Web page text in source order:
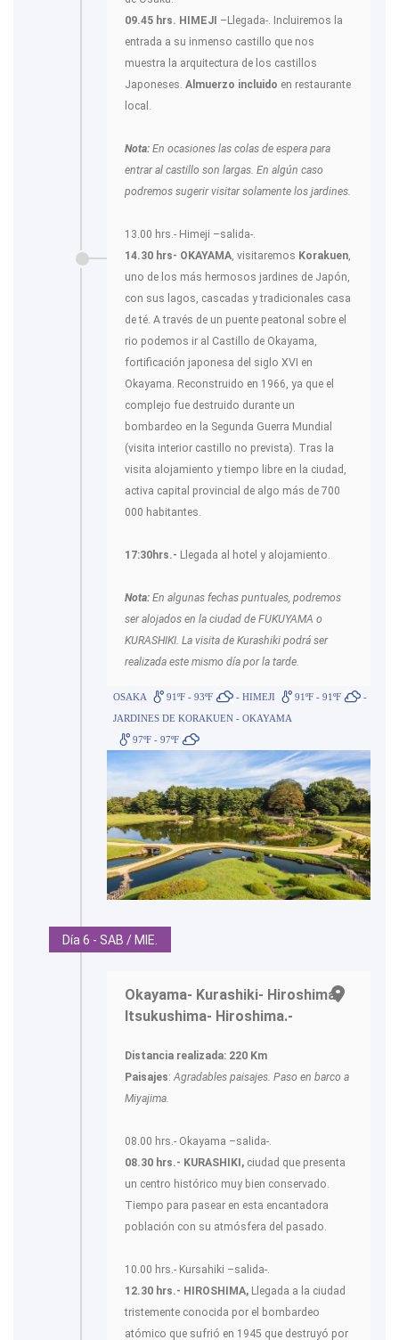
09.45 hrs. HIMEJI –Llegada-. Incluiremos la
entrada a su inmenso castillo que nos
muestra la arquitectura de los castillos
Japoneses. Almuerzo incluido en restaurante
local.
Nota: En ocasiones las colas de espera para
entrar al castillo son largas. En algún caso
podremos sugerir visitar solamente los jardines.
13.00 hrs.- Himeji –salida-.
14.30 hrs- OKAYAMA , visitaremos Korakuen
uno de los más hermosos jardines de Japón,
con sus lagos, cascadas y tradicionales casa
de té. A través de un puente peatonal sobre el
rio podemos ir al Castillo de Okayama,
fortificación japonesa del siglo XVI en
Okayama. Reconstruido en 1966, ya que el
complejo fue destruido durante un
bombardeo en la Segunda Guerra Mundial
(visita interior castillo no prevista). Tras la
visita alojamiento y tiempo libre en la ciudad,
activa capital provincial de algo más de 700
000 habitantes.
17:30hrs.- Llegada al hotel y alojamiento.
Nota: En algunas fechas puntuales, podremos
ser alojados en la ciudad de FUKUYAMA o
KURASHIKI. La visita de Kurashiki podrá ser
realizada este mismo día por la tarde.
OSAKA 91ºF - 93ºF - HIMEJI 91ºF - 91ºF
-
JARDINES DE KORAKUEN - OKAYAMA
97ºF - 97ºF
Día 6 - SAB / MIE.
Okayama- Kurashiki- Hiroshima-
Itsukushima- Hiroshima.-
Distancia realizada: 220 Km
Paisajes:Agradables paisajes. Paso en barco a
Miyajima.
08.00 hrs.- Okayama –salida-.
08.30 hrs.- KURASHIKI, ciudad que presenta
un centro histórico muy bien conservado.
Tiempo para pasear en esta encantadora
población con su atmósfera del pasado.
10.00 hrs.- Kursahiki –salida-.
12.30 hrs.- HIROSHIMA, Llegada a la ciudad
tristemente conocida por el bombardeo
atómico que sufrió en 1945 que destruyó por